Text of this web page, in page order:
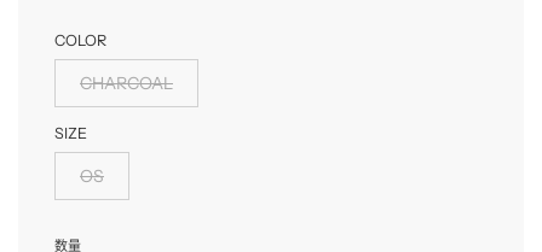
COLOR
CHARCOAL
SIZE
OS
数量